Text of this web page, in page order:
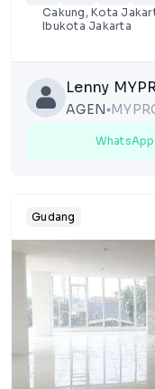
Cakung, Kota
Ibukota Jakarta
Lenny
AGEN lens
WhatsApp
Gudang